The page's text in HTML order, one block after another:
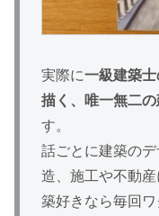
実際に一級建築
描く、唯一無二
す。
話ごとに建築の
造、施工や不動
築好きなら毎回